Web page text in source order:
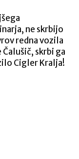
ne skrbijo
redna vozila
skrbi ga
Cigler Kralja!